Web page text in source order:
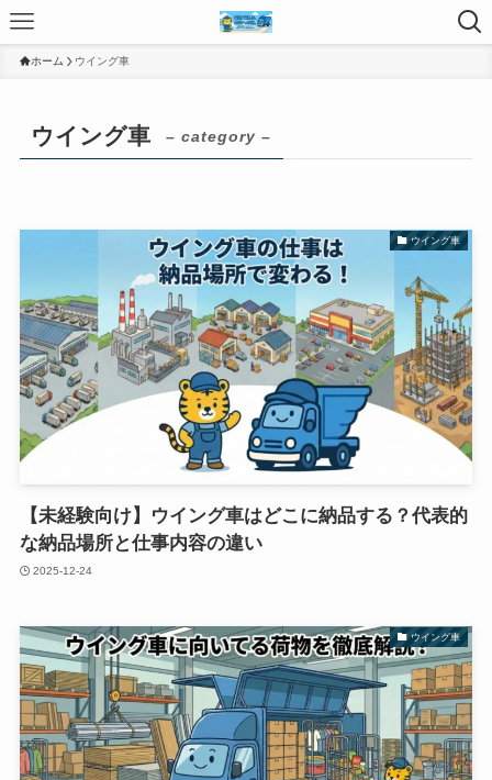
ホーム ウイング車
ウイング車 – category –
ウイング車
【未経験向け】ウイング車はどこに納品する？代表的
な納品場所と仕事内容の違い
2025-12-24
ウイング車